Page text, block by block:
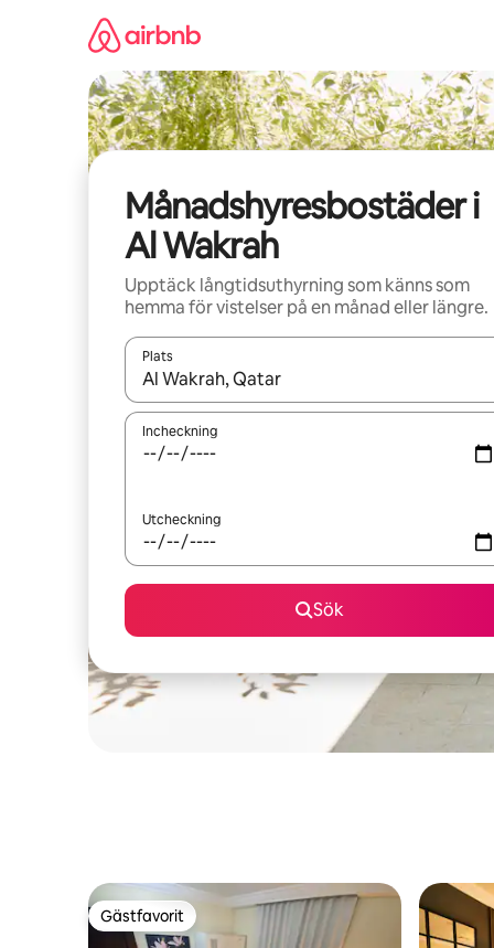
Månadshyresbostäder i
Al Wakrah
Upptäck långtidsuthyrning som känns som
hemma för vistelser på en månad eller längre.
Plats
När resultaten är tillgängliga kan du navigera
Incheckning
Utcheckning
Sök
Gästfavorit
Gästfavorit